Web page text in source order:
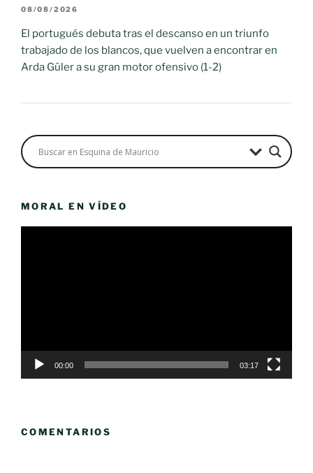
08/08/2026
El portugués debuta tras el descanso en un triunfo
trabajado de los blancos, que vuelven a encontrar en
Arda Güler a su gran motor ofensivo (1-2)
MORAL EN VÍDEO
00:00 03:17
COMENTARIOS